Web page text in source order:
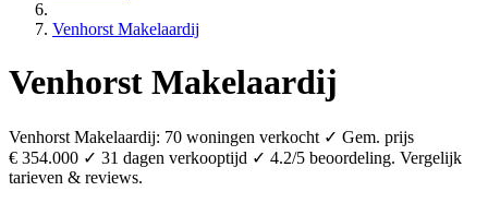
Venhorst Makelaardij
Venhorst Makelaardij
Venhorst Makelaardij: 70 woningen verkocht ✓ Gem. prijs
€ 354.000 ✓ 31 dagen verkooptijd ✓ 4.2/5 beoordeling. Vergelijk
tarieven & reviews.